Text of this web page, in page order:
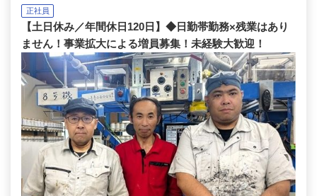
正社員
【土日休み／年間休日120日】◆日勤帯勤務×残業はあり
ません！事業拡大による増員募集！未経験大歓迎！